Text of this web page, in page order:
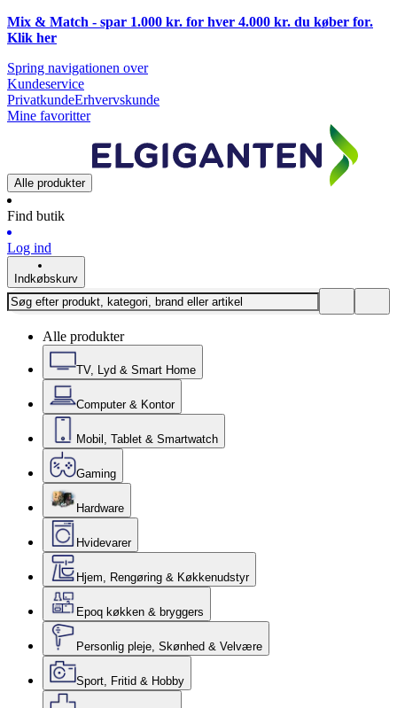
Mix & Match - spar 1.000 kr. for hver 4.000 kr. du køber for.
Klik her
Spring navigationen over
Kundeservice
PrivatkundeErhvervskunde
Mine favoritter
Alle produkter
Find butik
Log ind
Indkøbskurv
Alle produkter
TV, Lyd & Smart Home
Computer & Kontor
Mobil, Tablet & Smartwatch
Gaming
Hardware
Hvidevarer
Hjem, Rengøring & Køkkenudstyr
Epoq køkken & bryggers
Personlig pleje, Skønhed & Velvære
Sport, Fritid & Hobby